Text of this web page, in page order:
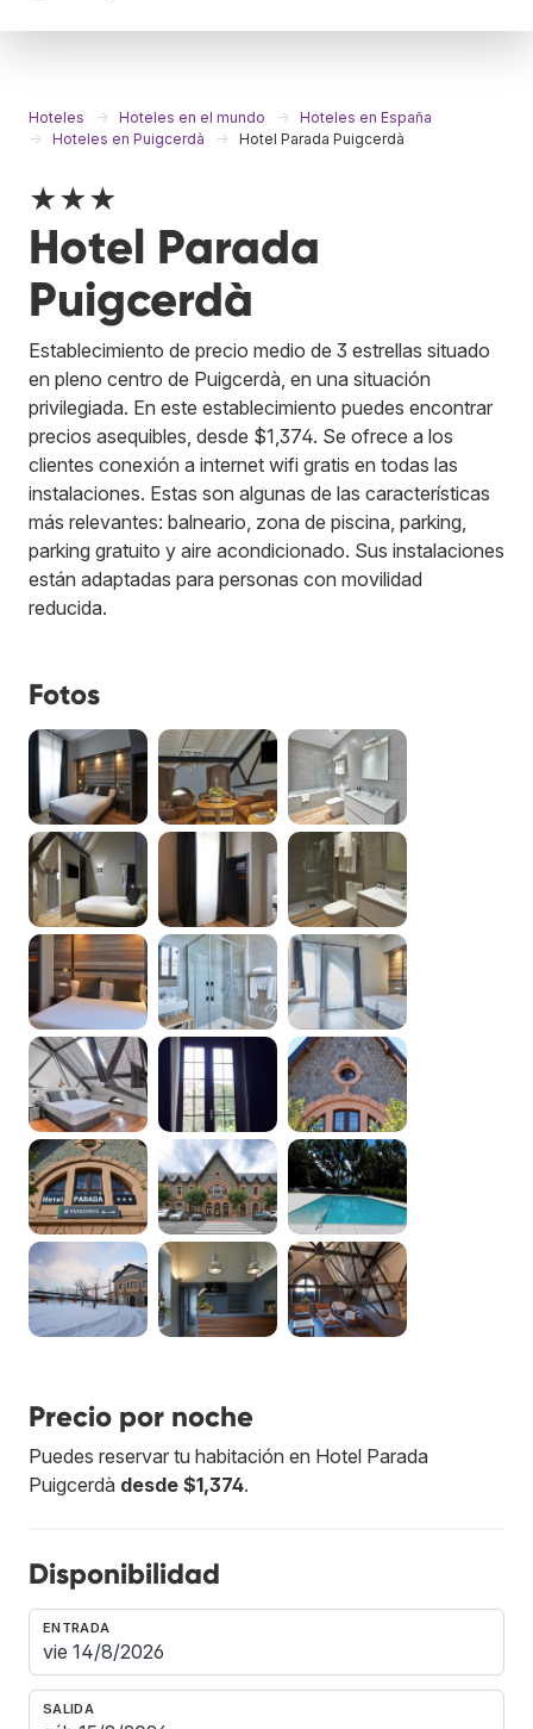
Hoteles Hoteles en el mundo
Hoteles en España
Hoteles en Puigcerdà
Hotel Parada Puigcerdà
★★★
Hotel Parada
Puigcerdà
Establecimiento de precio medio de 3 estrellas situado
en pleno centro de Puigcerdà, en una situación
privilegiada. En este establecimiento puedes encontrar
precios asequibles, desde $1,374. Se ofrece a los
clientes conexión a internet wifi gratis en todas las
instalaciones. Estas son algunas de las características
más relevantes: balneario, zona de piscina, parking,
parking gratuito y aire acondicionado. Sus instalaciones
están adaptadas para personas con movilidad
reducida.
Fotos
Precio por noche
Puedes reservar tu habitación en Hotel Parada
Puigcerdà desde $1,374.
Disponibilidad
ENTRADA
SALIDA